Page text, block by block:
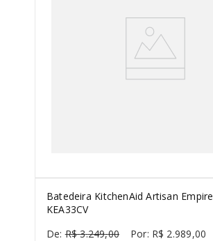
Batedeira KitchenAid Artisan
KEA33CV
R$ 3.249,00 R$ 2.989,00